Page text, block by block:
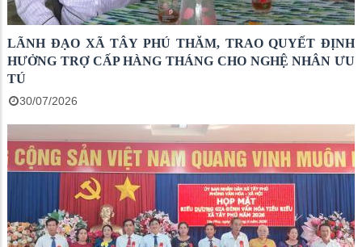
LÃNH ĐẠO XÃ TÂY PHÚ THĂM, TRAO QUYẾT ĐỊNH
HƯỞNG TRỢ CẤP HÀNG THÁNG CHO NGHỆ NHÂN ƯU
TÚ
30/07/2026